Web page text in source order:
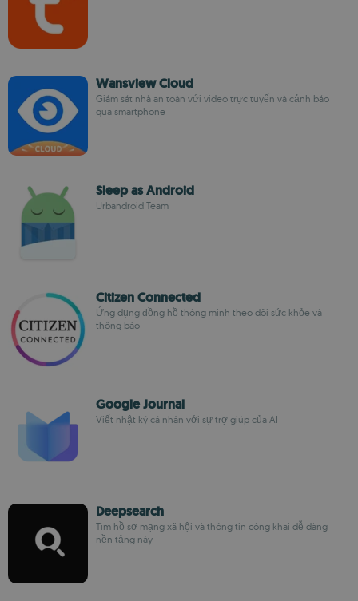
Wansview Cloud
Giám sát nhà an toàn với video trực tuyến và cảnh báo
qua smartphone
Sleep as Android
Urbandroid Team
Citizen Connected
Ứng dụng đồng hồ thông minh theo dõi sức khỏe và
thông báo
Google Journal
Viết nhật ký cá nhân với sự trợ giúp của AI
Deepsearch
Tìm hồ sơ mạng xã hội và thông tin công khai dễ dàng
nền tảng này